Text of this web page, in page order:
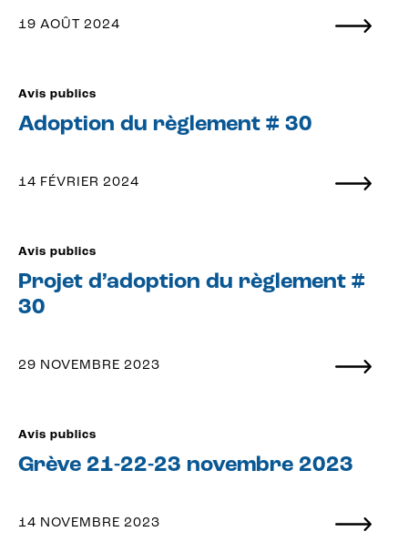
19 AOÛT 2024
Avis publics
Adoption du règlement # 30
14 FÉVRIER 2024
Avis publics
Projet d’adoption du règlement #
30
29 NOVEMBRE 2023
Avis publics
Grève 21-22-23 novembre 2023
14 NOVEMBRE 2023